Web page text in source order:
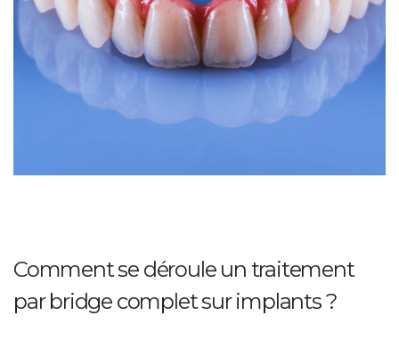
Comment se déroule un traitement
par bridge complet sur implants ?